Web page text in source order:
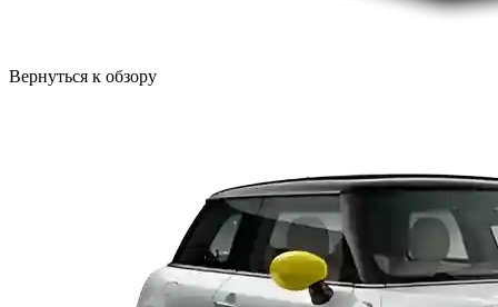
Вернуться к обзору